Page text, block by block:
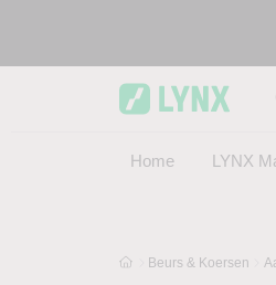
Home LYNX
Beurs & Koersen